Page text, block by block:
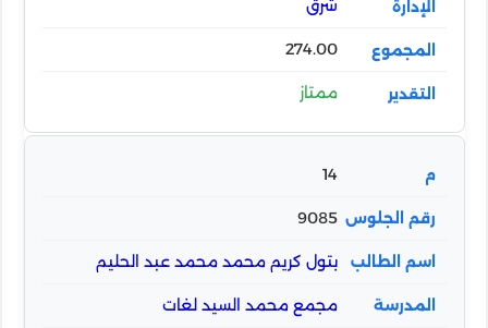
شرق
274.00
ممتاز
14
9085
بتول كريم محمد محمد عبد الحليم
مجمع محمد السيد لغات